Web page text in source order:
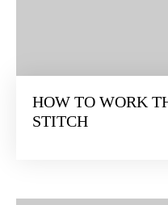
HOW TO WORK
STITCH